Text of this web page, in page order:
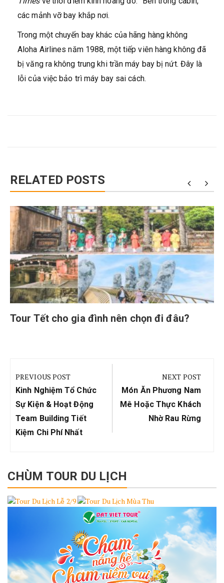
các mảnh vỡ bay khắp nơi.
Trong một chuyến bay khác của hãng hàng không
Aloha Airlines năm 1988, một tiếp viên hàng không đã
bị văng ra không trung khi trần máy bay bị nứt. Đây là
lỗi của việc bảo trì máy bay sai cách.
RELATED POSTS
Tour Tết cho gia đình nên chọn đi đâu?
hướng
bài
viết
PREVIOUS POST
Previous
Post:
Kinh Nghiệm Tổ Chức
Sự Kiện & Hoạt Động
Team Building Tiết
Kiệm Chi Phí Nhất
NEXT POST
Next
Post:
Món Ăn Phương Nam
Mê Hoặc Thực Khách
Nhờ Rau Rừng
CHÙM TOUR DU LỊCH